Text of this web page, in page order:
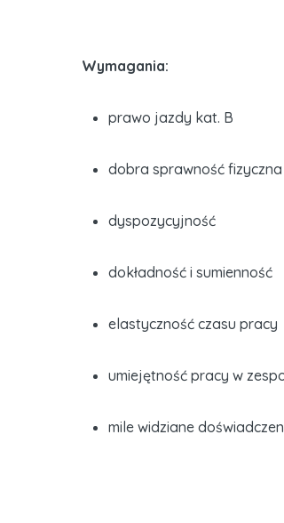
Wymagania:
prawo jazdy kat. B
dobra sprawność fizyczna
dyspozycyjność
dokładność i sumienność
elastyczność czasu pracy
umiejętność pracy w
mile widziane